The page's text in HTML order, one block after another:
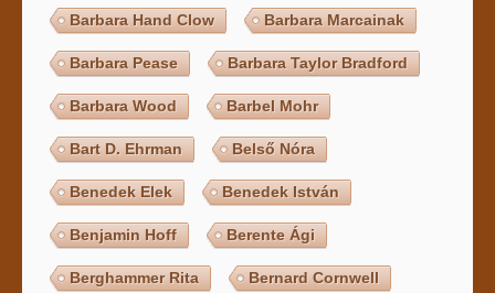
Barbara Hand Clow Barbara Marcainak
Barbara Pease Barbara Taylor Bradford
Barbara Wood Barbel Mohr
Bart D. Ehrman Belső Nóra
Benedek Elek Benedek István
Benjamin Hoff Berente Ági
Berghammer Rita Bernard Cornwell